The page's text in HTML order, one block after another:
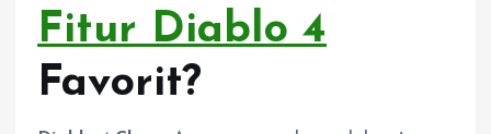
Fitur Diablo 4
Favorit?